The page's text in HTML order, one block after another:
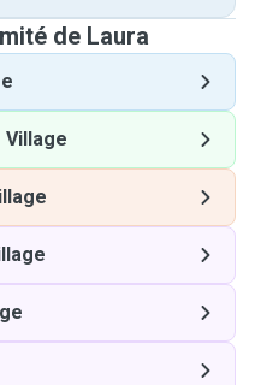
de Laura
Village